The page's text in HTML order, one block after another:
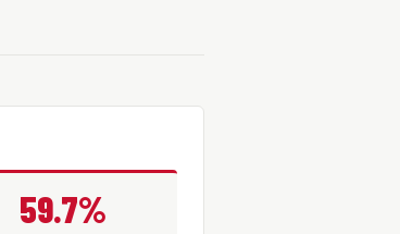
59.7%